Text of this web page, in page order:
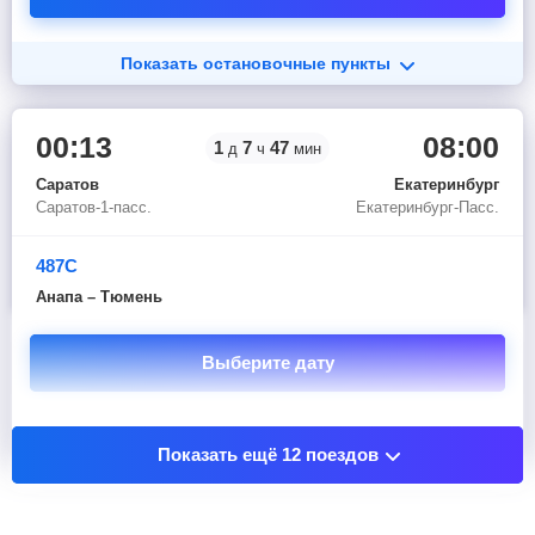
Показать остановочные пункты
00:13
Саратов
Саратов-1-пасс.
1 д 7 ч 47 мин 08:00
Екатеринбург
Екатеринбург-Пасс.
487С
Анапа – Тюмень
Выберите дату
Показать ещё 12 поездов